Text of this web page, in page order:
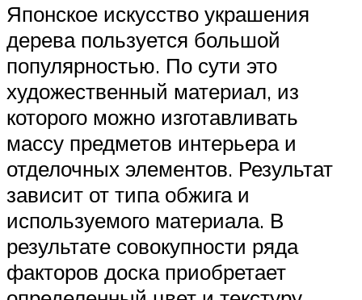
Японское искусство украшения
дерева пользуется большой
популярностью. По сути это
художественный материал, из
которого можно изготавливать
массу предметов интерьера и
отделочных элементов. Результат
зависит от типа обжига и
используемого материала. В
результате совокупности ряда
факторов доска приобретает